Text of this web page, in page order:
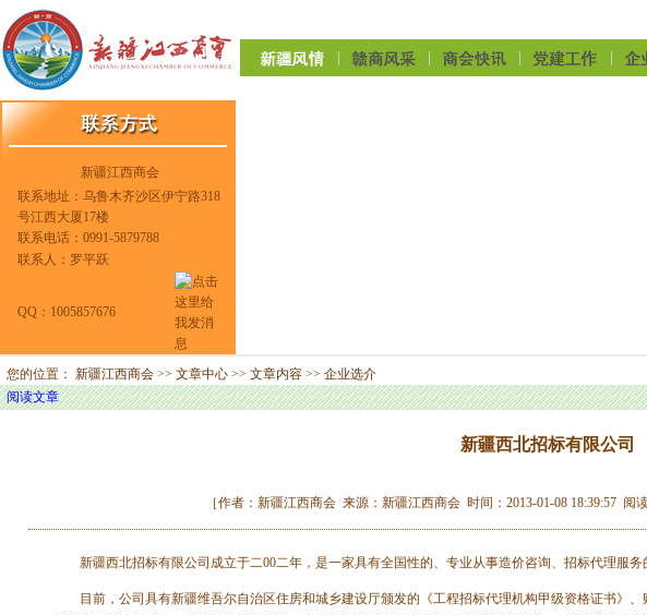
新疆江西商会
联系地址：乌鲁木齐沙区伊宁路318
号江西大厦17楼
联系电话：0991-5879788
联系人：罗平跃
QQ：1005857676
您的位置： 新疆江西商会 >> 文章中心 >> 文章内容 >> 企业选介
阅读文章
新疆西北招标有限公司
［作者：新疆江西商会 来源：新疆江西商会 时间：2013-01-08 18:39:57 阅读
新疆西北招标有限公司成立于二00二年，是一家具有全国性的、专业从事造价咨询、招标代理服务
目前，公司具有新疆维吾尔自治区住房和城乡建设厅颁发的《工程招标代理机构甲级资格证书》、